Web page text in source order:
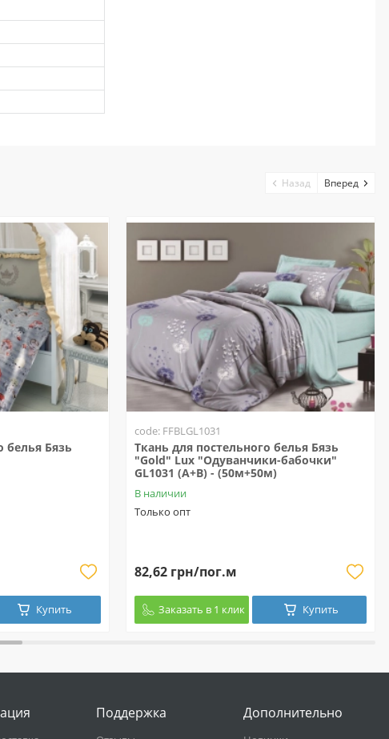
белья Бязь
Купить
code: FFBLGL1031
Ткань для постельного белья Бязь
"Gold" Lux "Одуванчики-бабочки"
GL1031 (A+B) - (50м+50м)
В наличии
Только опт
82,62 грн/пог.м
Заказать в 1 клик Купить
Назад Вперед
Поддержка Дополнительно